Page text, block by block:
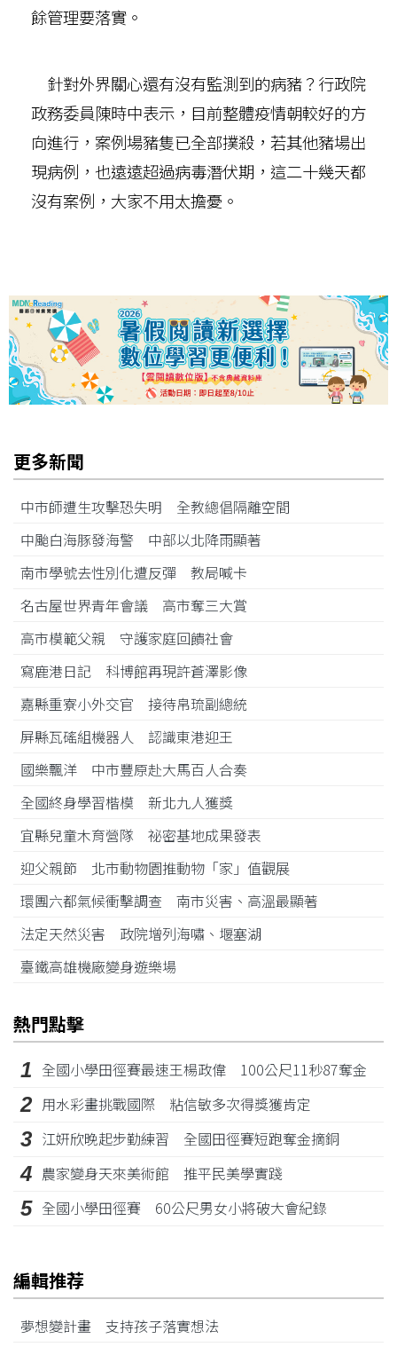
餘管理要落實。
針對外界關心還有沒有監測到的病豬？行政院
政務委員陳時中表示，目前整體疫情朝較好的方
向進行，案例場豬隻已全部撲殺，若其他豬場出
現病例，也遠遠超過病毒潛伏期，這二十幾天都
沒有案例，大家不用太擔憂。
更多新聞
中市師遭生攻擊恐失明 全教總倡隔離空間
中颱白海豚發海警 中部以北降雨顯著
南市學號去性別化遭反彈 教局喊卡
名古屋世界青年會議 高市奪三大賞
高市模範父親 守護家庭回饋社會
寫鹿港日記 科博館再現許蒼澤影像
嘉縣重寮小外交官 接待帛琉副總統
屏縣瓦磘組機器人 認識東港迎王
國樂飄洋 中市豐原赴大馬百人合奏
全國終身學習楷模 新北九人獲獎
宜縣兒童木育營隊 祕密基地成果發表
迎父親節 北市動物園推動物「家」值觀展
環團六都氣候衝擊調查 南市災害、高溫最顯著
法定天然災害 政院增列海嘯、堰塞湖
臺鐵高雄機廠變身遊樂場
熱門點擊
1 全國小學田徑賽最速王楊政偉 100公尺11秒87奪金
2 用水彩畫挑戰國際 粘信敏多次得獎獲肯定
3 江姸欣晚起步勤練習 全國田徑賽短跑奪金摘銅
4 農家變身天來美術館 推平民美學實踐
5 全國小學田徑賽 60公尺男女小將破大會紀錄
編輯推荐
夢想變計畫 支持孩子落實想法